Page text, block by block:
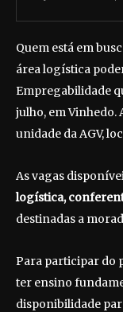
Quem está em
área logística
Empregabilidade
julho, em Vinhedo.
unidade da AGV,
As vagas
logística,
destinadas a
Para participar do
ter ensino
disponibilidade